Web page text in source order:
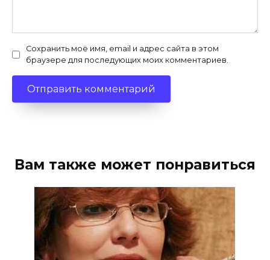
Сохранить моё имя, email и адрес сайта в этом
браузере для последующих моих комментариев.
Вам также может понравиться